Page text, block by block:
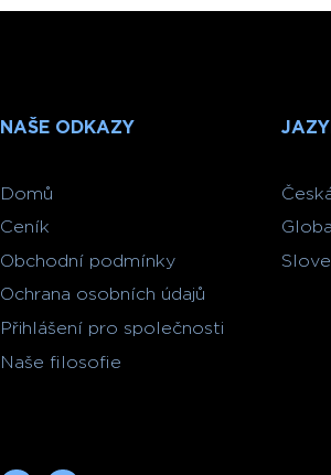
NAŠE ODKAZY
Domů
Ceník
Obchodní podmínky
Ochrana osobních údajů
Přihlášení pro společnosti
Naše filosofie
Global